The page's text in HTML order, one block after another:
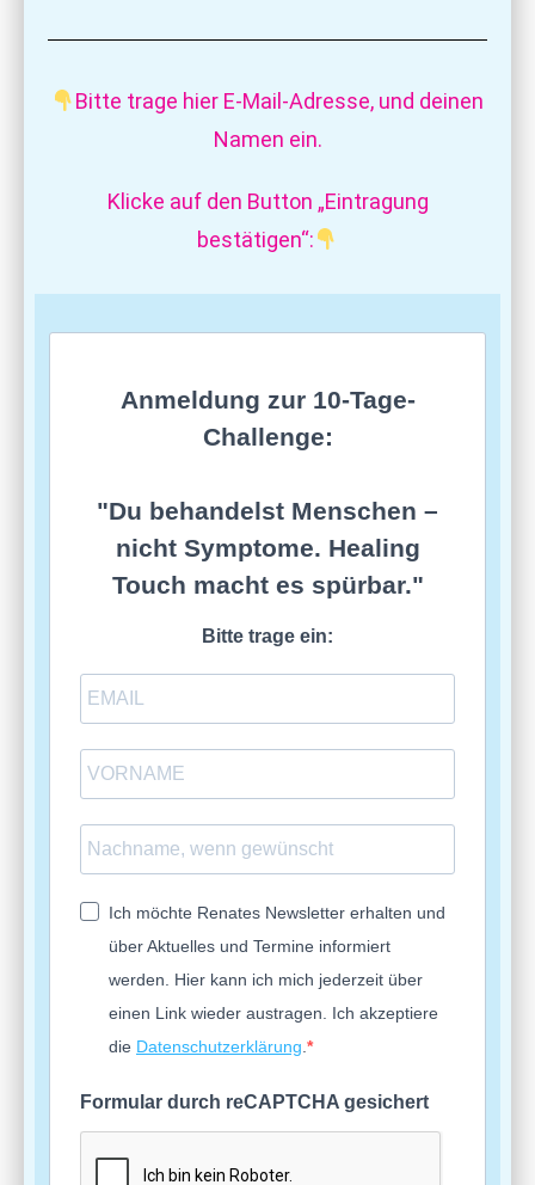
Bitte trage hier E-Mail-Adresse, und deinen
Namen ein.
Klicke auf den Button „Eintragung
bestätigen“:
Anmeldung zur 10-Tage-
Challenge:
"Du behandelst Menschen –
nicht Symptome. Healing
Touch macht es spürbar."
Bitte trage ein:
Ich möchte Renates Newsletter erhalten und
über Aktuelles und Termine informiert
werden. Hier kann ich mich jederzeit über
einen Link wieder austragen. Ich akzeptiere
die Datenschutzerklärung
Formular durch reCAPTCHA gesichert